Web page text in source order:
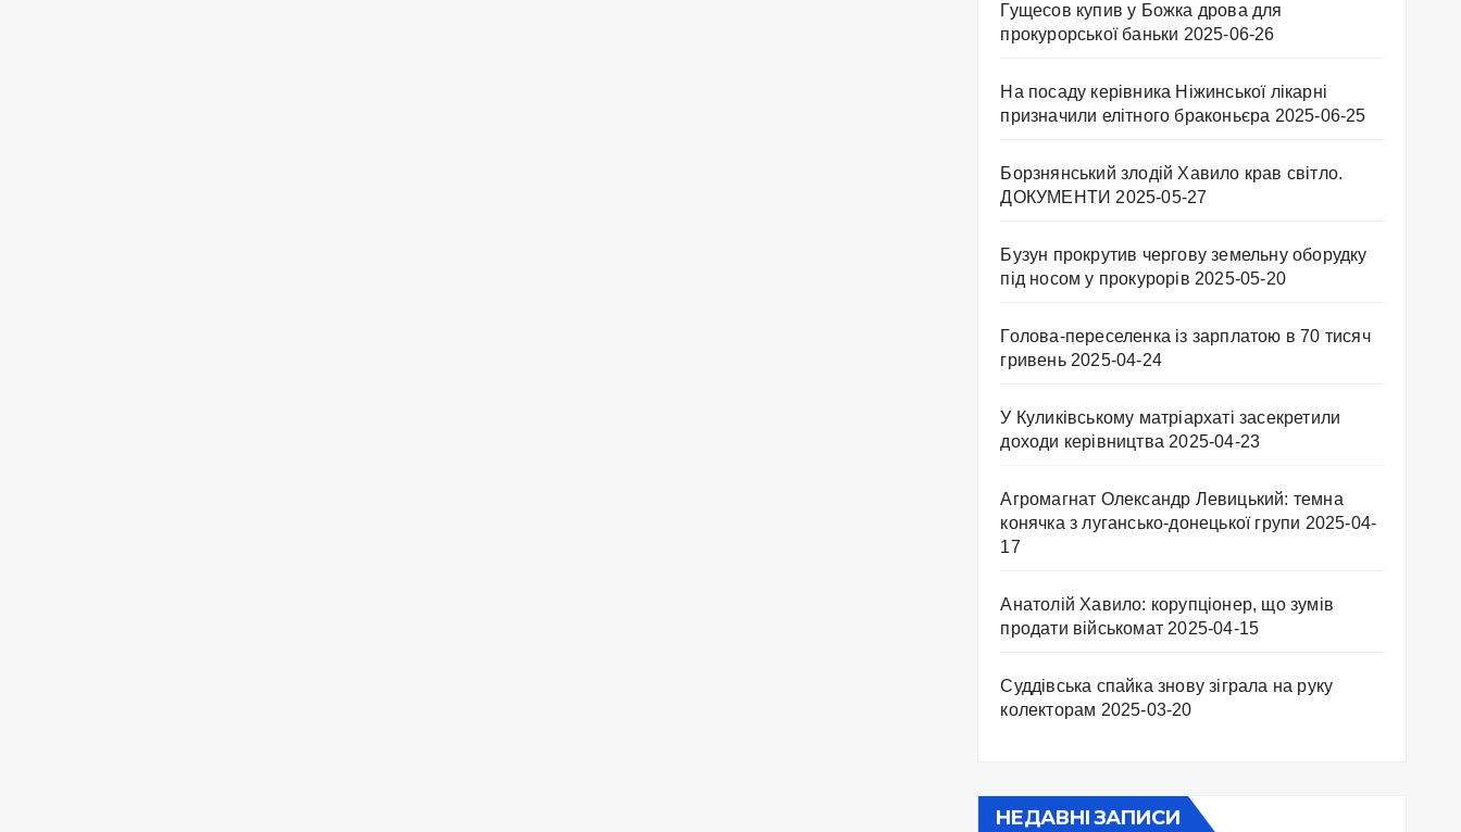
Гущесов купив у Божка дрова для
прокурорської баньки 2025-06-26
На посаду керівника Ніжинської лікарні
призначили елітного браконьєра 2025-06-25
Борзнянський злодій Хавило крав світло.
ДОКУМЕНТИ 2025-05-27
Бузун прокрутив чергову земельну оборудку
під носом у прокурорів 2025-05-20
Голова-переселенка із зарплатою в 70 тисяч
гривень 2025-04-24
У Куликівському матріархаті засекретили
доходи керівництва 2025-04-23
Агромагнат Олександр Левицький: темна
конячка з лугансько-донецької групи 2025-04-
17
Анатолій Хавило: корупціонер, що зумів
продати військомат 2025-04-15
Суддівська спайка знову зіграла на руку
колекторам 2025-03-20
НЕДАВНІ ЗАПИСИ